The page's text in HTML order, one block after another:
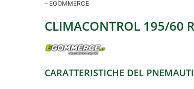
– EGOMMERCE
CLIMACONTROL 195/60
CARATTERISTICHE DEL